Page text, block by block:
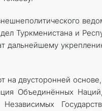
Туркменистана и
дальнейшему
на двусторонней
Объединённых